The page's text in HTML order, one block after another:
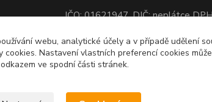
IČO: 01621947, DIČ: neplátce
Bankovní spojení: 2500452838/
webu, analytické účely a v případě udělení
cookies. Nastavení vlastních preferencí cookies
odkazem ve spodní části stránek.